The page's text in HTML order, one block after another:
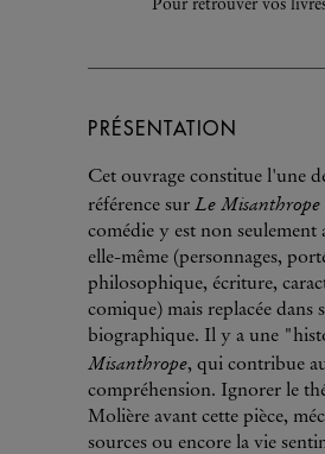
Pour retrouver vos
PRÉSENTATION
Cet ouvrage constitue l'une
référence sur Le Misanthrope
comédie y est non seulement
elle-même (personnages,
philosophique, écriture,
comique) mais replacée dans
biographique. Il y a une
Misanthrope, qui contribue
compréhension. Ignorer le
Molière avant cette pièce,
sources ou encore la vie